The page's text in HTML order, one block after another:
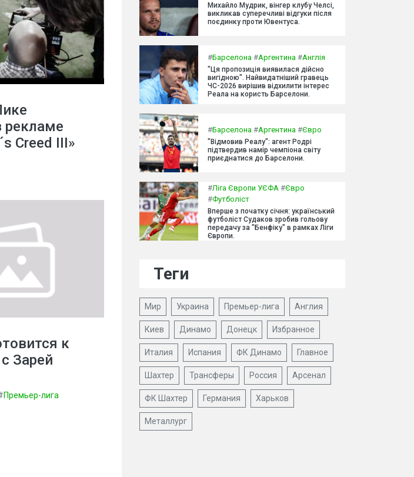
рекламе
Creed III»
к
Зарей
Премьер-лига
Михайло Мудрик, вінгер клубу Челсі,
викликав суперечливі відгуки після
поєдинку проти Ювентуса.
#Барселона #Аргентина #Англія
"Ця пропозиція виявилася дійсно
вигідною". Найвидатніший гравець
ЧС-2026 вирішив відхилити інтерес
Реала на користь Барселони.
#Барселона #Аргентина #Євро
"Відмовив Реалу": агент Родрі
підтвердив намір чемпіона світу
приєднатися до Барселони.
#Ліга Європи УЄФА #Євро
#Футболіст
Вперше з початку січня: український
футболіст Судаков зробив гольову
передачу за "Бенфіку" в рамках Ліги
Європи.
Теги
Мир Украина Премьер-лига Англия
Киев Динамо Донецк Избранное
Италия Испания ФК Динамо Главное
Шахтер Трансферы Россия Арсенал
ФК Шахтер Германия Харьков
Металлург